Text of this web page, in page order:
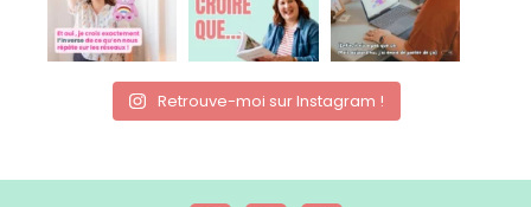
Retrouve-moi sur Instagram !